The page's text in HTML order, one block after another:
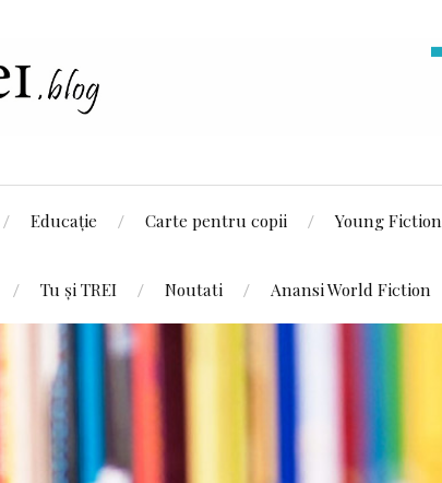
Educație Carte pentru copii Young Fiction
Tu și TREI Noutati Anansi World Fiction